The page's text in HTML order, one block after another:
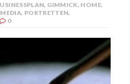
, GIMMICK, HOME,
MEDIA, PORTRETTEN,
0